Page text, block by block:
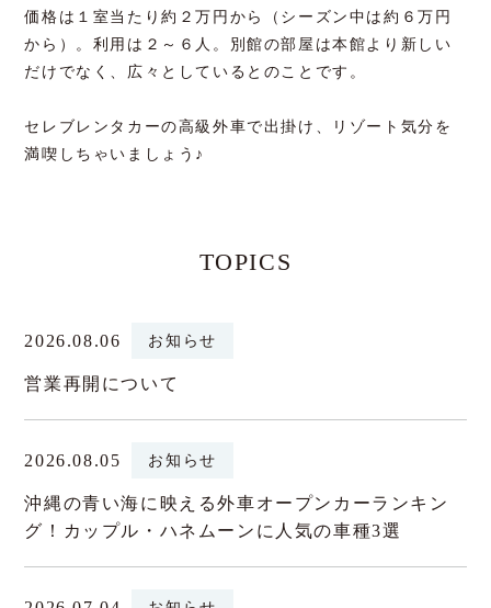
価格は１室当たり約２万円から（シーズン中は約６万円
から）。利用は２～６人。別館の部屋は本館より新しい
だけでなく、広々としているとのことです。
セレブレンタカーの高級外車で出掛け、リゾート気分を
満喫しちゃいましょう♪
TOPICS
2026.08.06 お知らせ
営業再開について
2026.08.05 お知らせ
沖縄の青い海に映える外車オープンカーランキン
グ！カップル・ハネムーンに人気の車種3選